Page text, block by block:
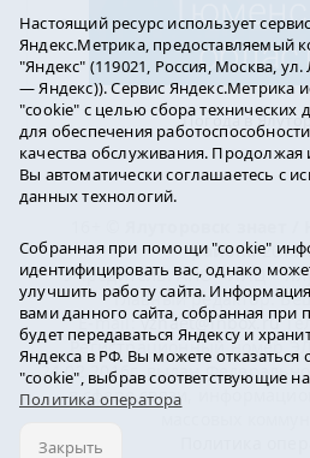
Погода в
района2016-
Учредитель: АНО «ИИЦ «
Главный редактор:
E-mail:yznaet@inbox.ru
Регистрационный номер
24.02.2016г. выдан
в сфере связи,
Настоящий ресурс использует
Яндекс.Метрика, предоставляемый
"Яндекс" (119021, Россия, Москва, ул.
— Яндекс)). Сервис Яндекс.Метрика
"cookie" с целью сбора технических
для обеспечения
качества обслуживания. Продолжая
Вы автоматически соглашаетесь с
данных технологий.
Собранная при помощи "cookie"
идентифицировать вас, однако
улучшить работу сайта.
вами данного сайта, собранная
будет передаваться Яндексу и
Яндекса в РФ. Вы можете отказаться
"cookie", выбрав соответствующие
Политика оператора
Закрыть